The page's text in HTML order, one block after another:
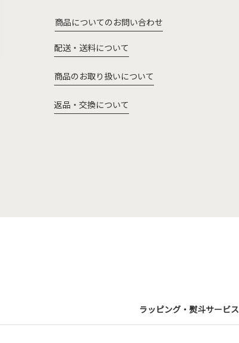
商品についてのお問い合わせ
配送・送料について
商品のお取り扱いについて
返品・交換について
ラッピング・熨斗サービス